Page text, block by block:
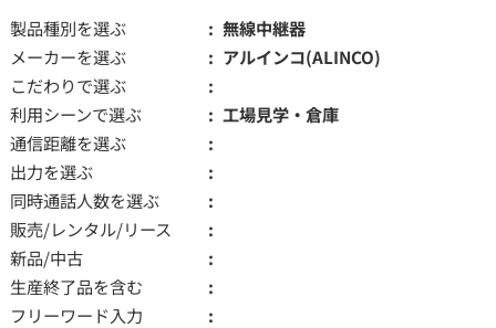
製品種別を選ぶ
無線中継器
メーカーを選ぶ
アルインコ(ALINCO)
こだわりで選ぶ
利用シーンで選ぶ
工場見学・倉庫
通信距離を選ぶ
出力を選ぶ
同時通話人数を選ぶ
販売/レンタル/リース
新品/中古
生産終了品を含む
フリーワード入力